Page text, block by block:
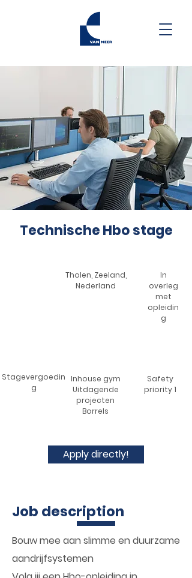
Technische Hbo stage
Tholen, Zeeland,
Nederland
In
overleg
met
opleidin
g
Stagevergoedin
g
Inhouse gym
Uitdagende
projecten
Borrels
Safety
priority 1
Apply directly!
Job description
Bouw mee aan slimme en duurzame
aandrijfsystemen